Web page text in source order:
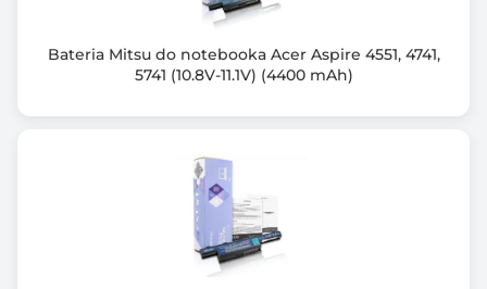
Zabezpieczenie przed: głębokim rozładowaniem oraz
Certyfikat: CE, RoHS,
W zestawie: bateria, instrukcja obsługi, karta
Bateria Mitsu do notebooka Acer Aspire 4551, 4741,
5741 (10.8V-11.1V) (4400 mAh)